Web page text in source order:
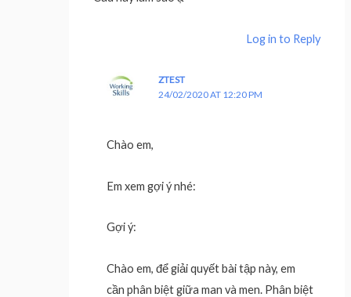
Log in to Reply
ZTEST
24/02/2020 AT 12:20 PM
Chào em,
Em xem gợi ý nhé:
Gợi ý:
Chào em, để giải quyết bài tập này, em
cần phân biệt giữa man và men. Phân biệt